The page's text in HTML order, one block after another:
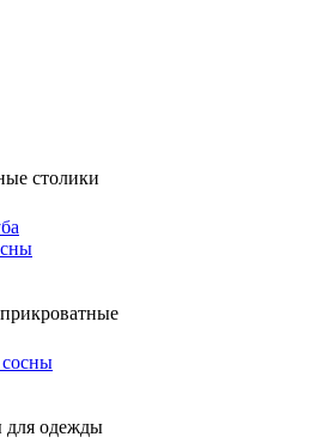
столики
для одежды